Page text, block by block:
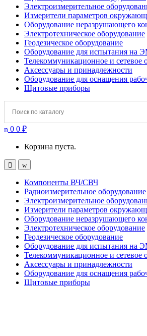
Электроизмерительное
Измерители параметров
Оборудование неразрушающего
Электротехническое оборудование
Геодезическое оборудование
Оборудование для испытания на
Телекоммуникационное и сетевое
Аксессуары и принадлежности
Оборудование для оснащения
Щитовые приборы
0 0 ₽
Корзина пуста.
OpenClose
Компоненты ВЧ/СВЧ
Радиоизмерительное оборудование
Электроизмерительное
Измерители параметров
Оборудование неразрушающего
Электротехническое оборудование
Геодезическое оборудование
Оборудование для испытания на
Телекоммуникационное и сетевое
Аксессуары и принадлежности
Оборудование для оснащения
Щитовые приборы